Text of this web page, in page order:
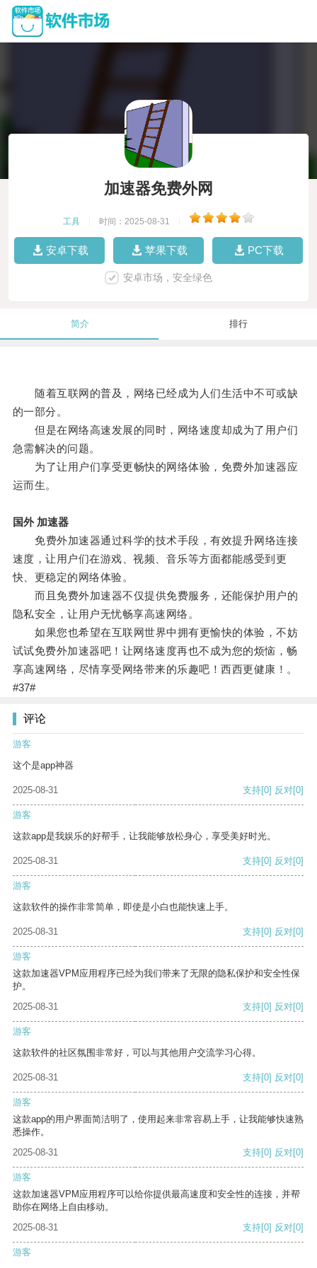
加速器免费外网
工具 时间：2025-08-31
安卓下载 苹果下载 PC下载
安卓市场，安全绿色
简介 排行
随着互联网的普及，网络已经成为人们生活中不可或缺
的一部分。
但是在网络高速发展的同时，网络速度却成为了用户们
急需解决的问题。
为了让用户们享受更畅快的网络体验，免费外加速器应
运而生。
国外 加速器
免费外加速器通过科学的技术手段，有效提升网络连接
速度，让用户们在游戏、视频、音乐等方面都能感受到更
快、更稳定的网络体验。
而且免费外加速器不仅提供免费服务，还能保护用户的
隐私安全，让用户无忧畅享高速网络。
如果您也希望在互联网世界中拥有更愉快的体验，不妨
试试免费外加速器吧！让网络速度再也不成为您的烦恼，畅
享高速网络，尽情享受网络带来的乐趣吧！西西更健康！。
#37#
评论
游客
这个是app神器
2025-08-31 支持[0] 反对[0]
游客
这款app是我娱乐的好帮手，让我能够放松身心，享受美好时光。
2025-08-31 支持[0] 反对[0]
游客
这款软件的操作非常简单，即使是小白也能快速上手。
2025-08-31 支持[0] 反对[0]
游客
这款加速器VPM应用程序已经为我们带来了无限的隐私保护和安全性保
护。
2025-08-31
支持[0] 反对[0]
游客
这款软件的社区氛围非常好，可以与其他用户交流学习心得。
2025-08-31 支持[0] 反对[0]
游客
这款app的用户界面简洁明了，使用起来非常容易上手，让我能够快速熟
悉操作。
2025-08-31
支持[0] 反对[0]
游客
这款加速器VPM应用程序可以给你提供最高速度和安全性的连接，并帮
助你在网络上自由移动。
2025-08-31
支持[0] 反对[0]
游客